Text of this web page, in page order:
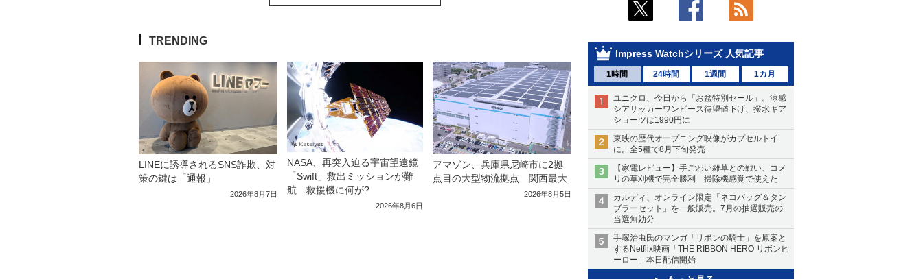
Impress Watchシリーズ 人気記事
1時間 24時間 1週間 1カ月
ユニクロ、今日から「お盆特別セール」。涼感
シアサッカーワンピース待望値下げ、撥水ギア
ショーツは1990円に
東映の歴代オープニング映像がカプセルトイ
に。全5種で8月下旬発売
【家電レビュー】手ごわい雑草との戦い、コメ
リの草刈機で完全勝利 掃除機感覚で使えた
カルディ、オンライン限定「ネコバッグ＆タン
ブラーセット」を一般販売。7月の抽選販売の
当選無効分
手塚治虫氏のマンガ「リボンの騎士」を原案と
するNetflix映画「THE RIBBON HERO リボンヒ
ーロー」本日配信開始
TRENDING
LINEに誘導されるSNS詐欺、対
策の鍵は「通報」
2026年8月7日
NASA、再突入迫る宇宙望遠鏡
「Swift」救出ミッションが難
航 救援機に何が?
2026年8月6日
アマゾン、兵庫県尼崎市に2拠
点目の大型物流拠点 関西最大
2026年8月5日